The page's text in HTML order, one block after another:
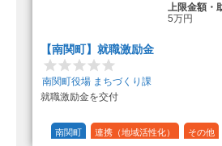
上限金額・
5万円
【南関町】就職激励金
南関町役場 まちづくり課
就職激励金を交付
南関町 連携（地域活性化） その他